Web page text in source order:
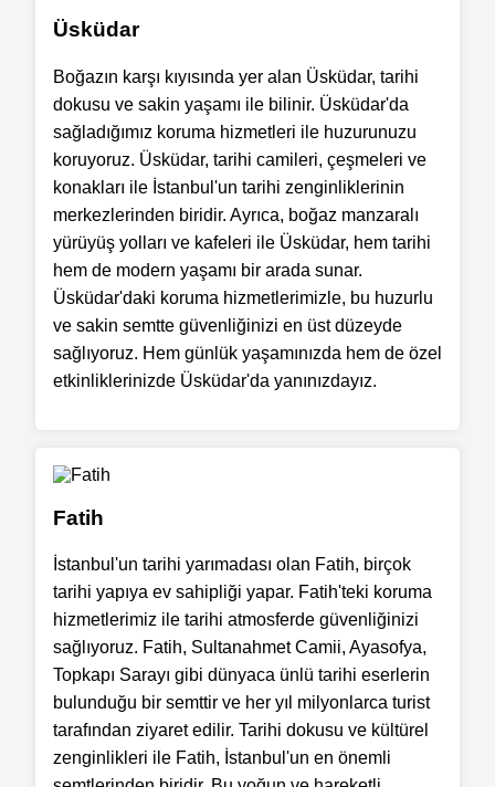
Üsküdar
Boğazın karşı kıyısında yer alan Üsküdar, tarihi
dokusu ve sakin yaşamı ile bilinir. Üsküdar'da
sağladığımız koruma hizmetleri ile huzurunuzu
koruyoruz. Üsküdar, tarihi camileri, çeşmeleri ve
konakları ile İstanbul'un tarihi zenginliklerinin
merkezlerinden biridir. Ayrıca, boğaz manzaralı
yürüyüş yolları ve kafeleri ile Üsküdar, hem tarihi
hem de modern yaşamı bir arada sunar.
Üsküdar'daki koruma hizmetlerimizle, bu huzurlu
ve sakin semtte güvenliğinizi en üst düzeyde
sağlıyoruz. Hem günlük yaşamınızda hem de özel
etkinliklerinizde Üsküdar'da yanınızdayız.
Fatih
İstanbul'un tarihi yarımadası olan Fatih, birçok
tarihi yapıya ev sahipliği yapar. Fatih'teki koruma
hizmetlerimiz ile tarihi atmosferde güvenliğinizi
sağlıyoruz. Fatih, Sultanahmet Camii, Ayasofya,
Topkapı Sarayı gibi dünyaca ünlü tarihi eserlerin
bulunduğu bir semttir ve her yıl milyonlarca turist
tarafından ziyaret edilir. Tarihi dokusu ve kültürel
zenginlikleri ile Fatih, İstanbul'un en önemli